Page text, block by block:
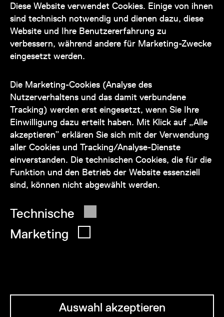
Diese Website verwendet Cookies. Einige von ihnen
sind technisch notwendig und dienen dazu, diese
Website und Ihre Benutzererfahrung zu
verbessern, während andere für Marketing-Zwecke
eingesetzt werden.
Die Marketing-Cookies (Analyse des
Nutzerverhaltens und das damit verbundene
Tracking) werden erst eingesetzt, wenn Sie Ihre
Einwilligung dazu erteilt haben. Mit Klick auf „Alle
akzeptieren” erklären Sie sich mit der Verwendung
aller Cookies und Tracking/Analyse-Dienste
einverstanden. Die technischen Cookies, die für die
Funktion und den Betrieb der Website essenziell
sind, können nicht abgewählt werden.
Technische
Marketing
Auswahl akzeptieren
Kontakt
zu den Öffnungszeiten des Museums
auch telefonisch zur Verfügung:
+43 1 505 87 47 85173
service@wienmuseum.at
© 2026 Wien Museum